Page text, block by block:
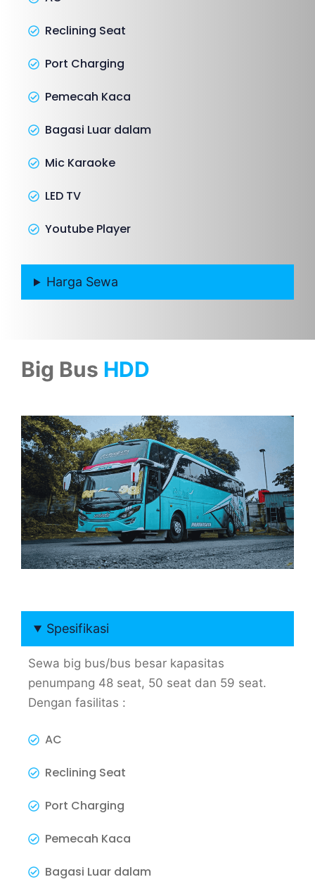
Reclining Seat
Port Charging
Pemecah Kaca
Bagasi Luar dalam
Mic Karaoke
LED TV
Youtube Player
Harga Sewa
Big Bus HDD
Spesifikasi
Sewa big bus/bus besar kapasitas
penumpang 48 seat, 50 seat dan 59 seat.
Dengan fasilitas :
AC
Reclining Seat
Port Charging
Pemecah Kaca
Bagasi Luar dalam